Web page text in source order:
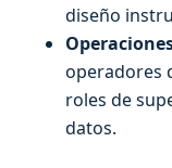
diseño
operadores
roles de
datos.